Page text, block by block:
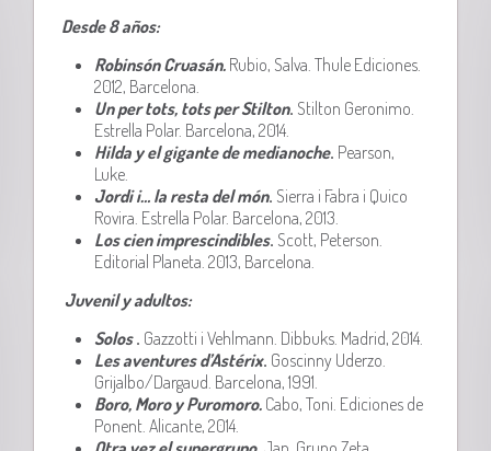
Desde 8 años:
Robinsón Cruasán. Rubio, Salva. Thule Ediciones.
2012, Barcelona.
Un per tots, tots per Stilton. Stilton Geronimo.
Estrella Polar. Barcelona, 2014.
Hilda y el gigante de medianoche. Pearson,
Luke.
Jordi i… la resta del món. Sierra i Fabra i Quico
Rovira. Estrella Polar. Barcelona, 2013.
Los cien imprescindibles. Scott, Peterson.
Editorial Planeta. 2013, Barcelona.
Juvenil y adultos:
Solos. Gazzotti i Vehlmann. Dibbuks. Madrid, 2014.
Les aventures d’Astérix. Goscinny Uderzo.
Grijalbo/Dargaud. Barcelona, 1991.
Boro, Moro y Puromoro. Cabo, Toni. Ediciones de
Ponent. Alicante, 2014.